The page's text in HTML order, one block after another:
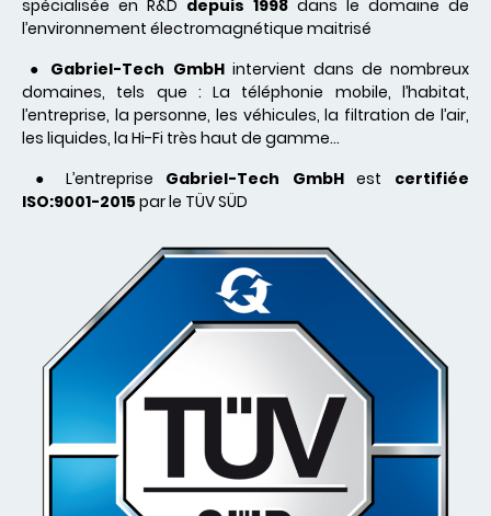
spécialisée en R&D depuis 1998 dans le domaine de
l’environnement électromagnétique maitrisé
● Gabriel-Tech GmbHintervient dans de nombreux
domaines, tels que : La téléphonie mobile, l’habitat,
l’entreprise, la personne, les véhicules, la filtration de l’air,
les liquides, la Hi-Fi très haut de gamme…
● L’entreprise Gabriel-Tech GmbHest certifiée
ISO:9001-2015 par le TÜV SÜD